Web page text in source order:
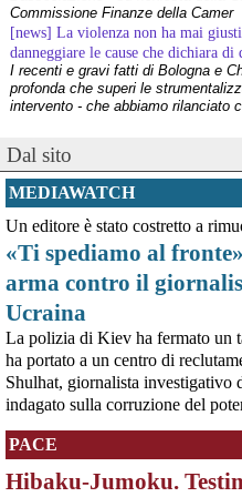
Commissione Finanze della Camer
[news] La violenza non ha mai
danneggiare le cause che dichiara di
I recenti e gravi fatti di Bologna e
profonda che superi le
intervento - che abbiamo rilanciato
PeaceLink: “Una vittoria storica dei
L’associazione PeaceLink esprime
gratitudine al gruppo di cittadini e
[news] Victor Jara, catturato
Víctor Jara, il cantautore dei poveri
chitarra A cinquant'anni dal golpe
Jara continua a risuonare come un
sua voce, spezzata dalle mani dei
[news] La "Breve storia del
schede introduttive storico-culturali
oggi
Siamo felici di annunciarvi un
pacifismo italiano". Il percorso di
di un nuovo strumento: abbiamo
introduttive, dedicate ciascuna a
[news] Ucraina, minacce alla
nel Reggimento Skelya
Dal sito
MEDIAWATCH
Un editore è stato costretto a
«Ti spediamo al
arma contro il
Ucraina
La polizia di Kiev ha fermato un
ha portato a un centro di
Shulhat, giornalista investigativo
indagato sulla corruzione del
PACE
Hibaku-Jumoku.